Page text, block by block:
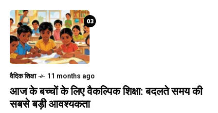
03
वैदिक शिक्षा 11 months ago
आज के बच्चों के लिए वैकल्पिक शिक्षा: बदलते समय की
सबसे बड़ी आवश्यकता